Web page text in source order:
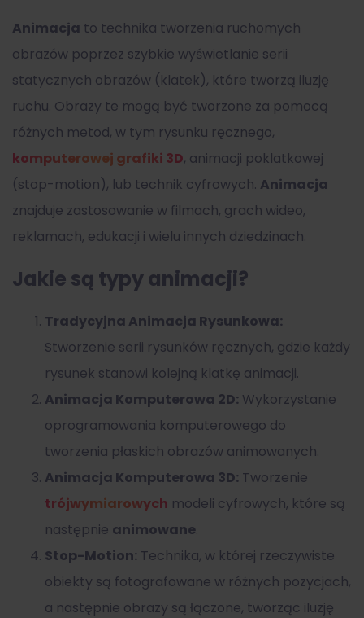
Animacja to technika tworzenia ruchomych
obrazów poprzez szybkie wyświetlanie serii
statycznych obrazów (klatek), które tworzą iluzję
ruchu. Obrazy te mogą być tworzone za pomocą
różnych metod, w tym rysunku ręcznego,
komputerowej grafiki 3D, animacji poklatkowej
(stop-motion), lub technik cyfrowych. Animacja
znajduje zastosowanie w filmach, grach wideo,
reklamach, edukacji i wielu innych dziedzinach.
Jakie są typy animacji?
Tradycyjna Animacja Rysunkowa:
Stworzenie serii rysunków ręcznych, gdzie każdy
rysunek stanowi kolejną klatkę animacji.
Animacja Komputerowa 2D: Wykorzystanie
oprogramowania komputerowego do
tworzenia płaskich obrazów animowanych.
Animacja Komputerowa 3D: Tworzenie
trójwymiarowych modeli cyfrowych, które są
następnie animowane.
Stop-Motion: Technika, w której rzeczywiste
obiekty są fotografowane w różnych pozycjach,
a następnie obrazy są łączone, tworząc iluzję